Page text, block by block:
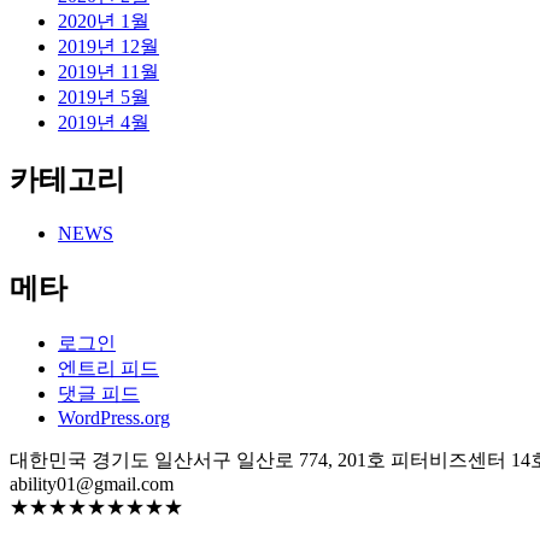
2020년 1월
2019년 12월
2019년 11월
2019년 5월
2019년 4월
카테고리
NEWS
메타
로그인
엔트리 피드
댓글 피드
WordPress.org
대한민국 경기도 일산서구 일산로 774, 201호 피터비즈센터 14
ability01@gmail.com
★★★★★★★★★